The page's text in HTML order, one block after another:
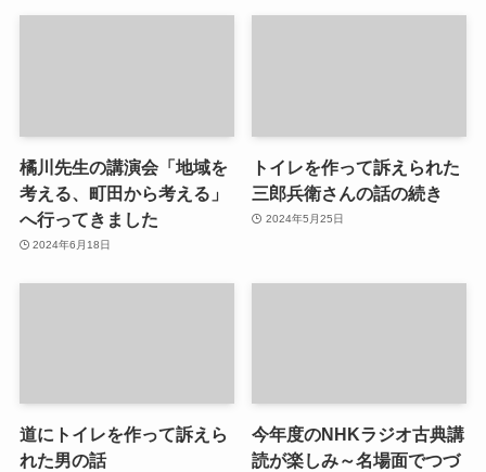
橘川先生の講演会「地域を
考える、町田から考える」
へ行ってきました
2024年6月18日
トイレを作って訴えられた
三郎兵衛さんの話の続き
2024年5月25日
道にトイレを作って訴えら
れた男の話
今年度のNHKラジオ古典講
読が楽しみ～名場面でつづ